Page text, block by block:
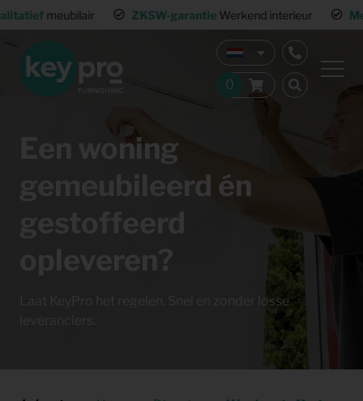
ZKSW-garantieWerkend interieur Meerdere warehouses
Een woning
gemeubileerd én
Laat KeyPro het regelen. Snel en zonder losse